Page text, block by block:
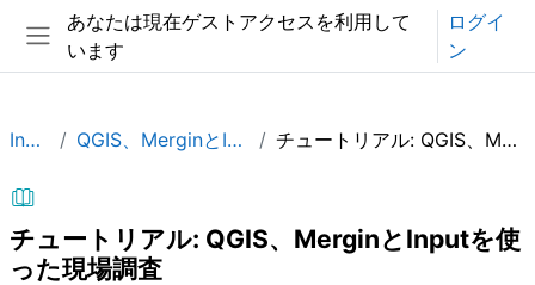
メインコンテンツへスキップする
サイドパネル
あなたは現在ゲストアクセスを利用して
います
ログイ
ン
Input_JP QGIS、MerginとInputを使った現場調査 チュートリアル: QGIS、MerginとInputを使った現場調査
チュートリアル: QGIS、MerginとInputを使
った現場調査